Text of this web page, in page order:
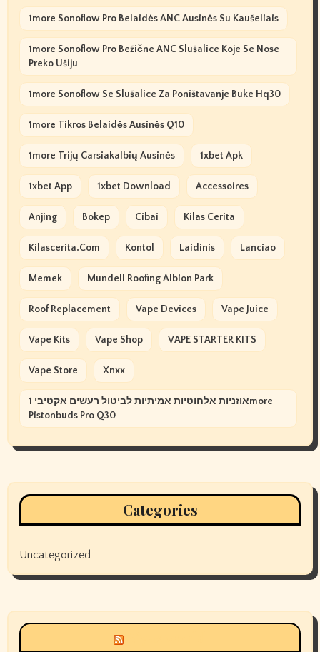
1more Sonoflow Pro Belaidės ANC Ausinės Su Kaušeliais
1more Sonoflow Pro Bežične ANC Slušalice Koje Se Nose
Preko Ušiju
1more Sonoflow Se Slušalice Za Poništavanje Buke Hq30
1more Tikros Belaidės Ausinės Q10
1more Trijų Garsiakalbių Ausinės 1xbet Apk
1xbet App 1xbet Download Accessoires
Anjing Bokep Cibai Kilas Cerita
Kilascerita.com Kontol Laidinis Lanciao
Memek Mundell Roofing Albion Park
Roof Replacement Vape Devices Vape Juice
Vape Kits Vape Shop VAPE STARTER KITS
Vape Store Xnxx
אוזניות אלחוטיות אמיתיות לביטול רעשים אקטיבי 1more
Pistonbuds Pro Q30
Categories
Uncategorized